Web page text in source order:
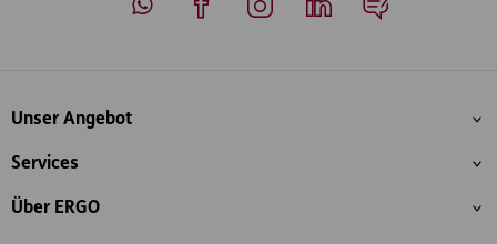
Inhaltsübersicht
Unser Angebot
Services
Über ERGO